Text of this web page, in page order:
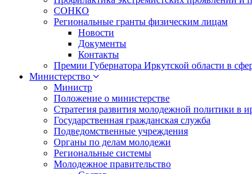
СОНКО
Региональные гранты физическим лицам
Новости
Документы
Контакты
Премии Губернатора Иркутской области в
Министерство
Министр
Положение о министерстве
Стратегия развития молодежной политики в
Государственная гражданская служба
Подведомственные учреждения
Органы по делам молодежи
Региональные системы
Молодежное правительство